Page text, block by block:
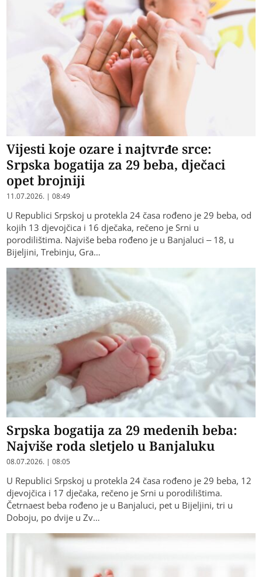
Vijesti koje ozare i najtvrđe srce:
Srpska bogatija za 29 beba, dječaci
opet brojniji
11.07.2026. | 08:49
U Republici Srpskoj u protekla 24 časa rođeno je 29 beba, od
kojih 13 djevojčica i 16 dječaka, rečeno je Srni u
porodilištima. Najviše beba rođeno je u Banjaluci – 18, u
Bijeljini, Trebinju, Gra…
Srpska bogatija za 29 medenih beba:
Najviše roda sletjelo u Banjaluku
08.07.2026. | 08:05
U Republici Srpskoj u protekla 24 časa rođeno je 29 beba, 12
djevojčica i 17 dječaka, rečeno je Srni u porodilištima.
Četrnaest beba rođeno je u Banjaluci, pet u Bijeljini, tri u
Doboju, po dvije u Zv…